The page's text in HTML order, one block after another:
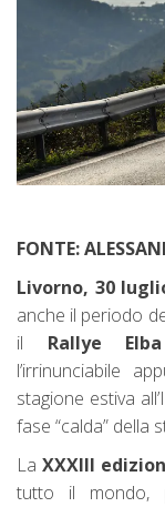
FONTE:
Livorno, 30
anche il periodo
il Rallye
l’irrinunciabile
stagione estiva
fase “calda” della
La XXXIII
tutto il mondo,